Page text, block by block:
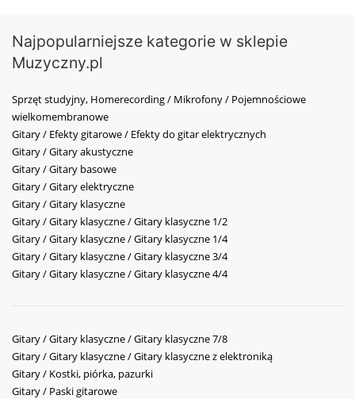
Najpopularniejsze kategorie w sklepie
Muzyczny.pl
Sprzęt studyjny, Homerecording / Mikrofony / Pojemnościowe
wielkomembranowe
Gitary / Efekty gitarowe / Efekty do gitar elektrycznych
Gitary / Gitary akustyczne
Gitary / Gitary basowe
Gitary / Gitary elektryczne
Gitary / Gitary klasyczne
Gitary / Gitary klasyczne / Gitary klasyczne 1/2
Gitary / Gitary klasyczne / Gitary klasyczne 1/4
Gitary / Gitary klasyczne / Gitary klasyczne 3/4
Gitary / Gitary klasyczne / Gitary klasyczne 4/4
Gitary / Gitary klasyczne / Gitary klasyczne 7/8
Gitary / Gitary klasyczne / Gitary klasyczne z elektroniką
Gitary / Kostki, piórka, pazurki
Gitary / Paski gitarowe